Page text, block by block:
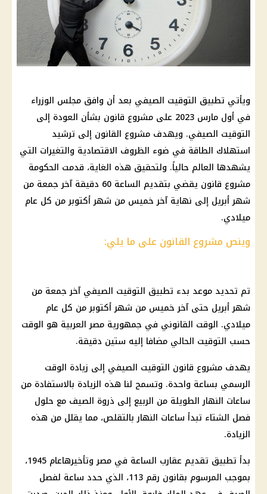
ويأتي تطبيق التوقيت الصيفي بعد أن وافق مجلس الوزراء
في أول مارس 2023 على مشروع قانون بشأن العودة إلى
التوقيت الصيفي. ويهدف مشروع القانون إلى ترشيد
استهلاك الطاقة في ضوء الظروف الاقتصادية والتغيرات التي
يشهدها العالم حالياً. ولتحقيق هذه الغاية، قدمت الحكومة
مشروع قانون يقضي بتقديم الساعة 60 دقيقة آخر جمعة من
شهر أبريل إلى نهاية آخر خميس من شهر أكتوبر من كل عام
ميلادي.
وينص مشروع القانون على ما يلي:
تم تحديد موعد بدء تطبيق التوقيت الصيفي آخر جمعة من
شهر أبريل حتى آخر خميس من شهر أكتوبر من كل عام
ميلادي. الوقت القانوني في جمهورية مصر العربية هو الوقت
حسب التوقيت الحالي مضافا إليه ستين دقيقة.
يهدف مشروع قانون التوقيت الصيفي إلى زيادة الوقت
الرسمي بساعة واحدة. وتسمح لنا هذه الزيادة بالاستفادة من
ساعات النهار الطويلة من الربيع إلى ذروة الصيف مع حلول
فصل الشتاء تبدأ ساعات النهار بالتقلص، مما يقلل من هذه
الزيادة.
بدأ تطبيق تقديم عقارب الساعة في مصر وتأخيرهاعام 1945،
بموجب المرسوم بقانون رقم 113، الذي حدد ساعة لفصل